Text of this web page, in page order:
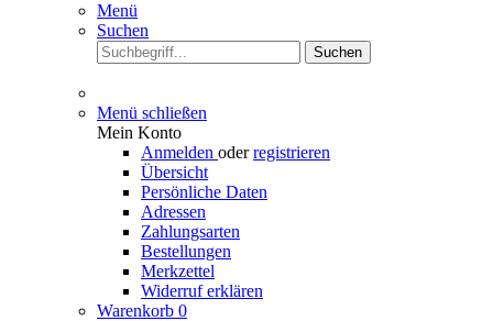
Menü
Suchen
Suchen
Menü schließen
Mein Konto
Anmelden oderregistrieren
Übersicht
Persönliche Daten
Adressen
Zahlungsarten
Bestellungen
Merkzettel
Widerruf erklären
Warenkorb 0